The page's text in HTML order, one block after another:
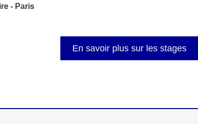
- Paris
En savoir plus sur les stages